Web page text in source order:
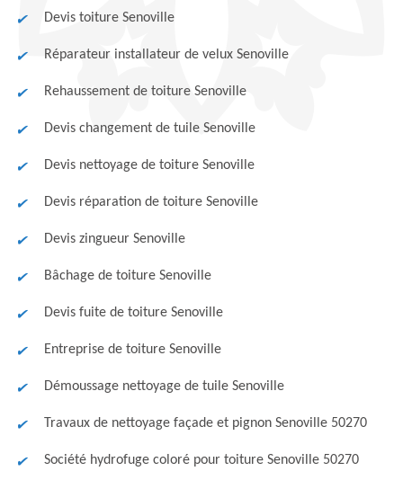
Devis toiture Senoville
Réparateur installateur de velux Senoville
Rehaussement de toiture Senoville
Devis changement de tuile Senoville
Devis nettoyage de toiture Senoville
Devis réparation de toiture Senoville
Devis zingueur Senoville
Bâchage de toiture Senoville
Devis fuite de toiture Senoville
Entreprise de toiture Senoville
Démoussage nettoyage de tuile Senoville
Travaux de nettoyage façade et pignon Senoville 50270
Société hydrofuge coloré pour toiture Senoville 50270